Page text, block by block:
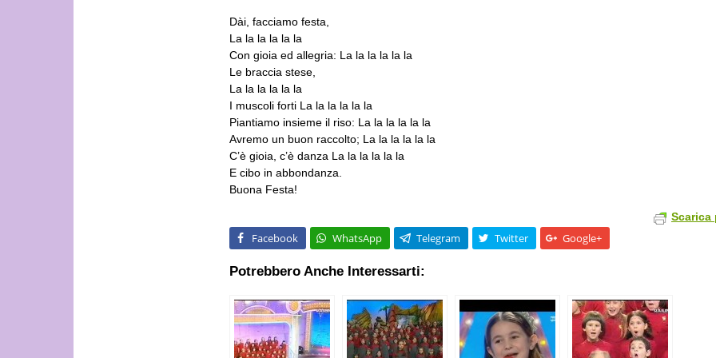
Dài, facciamo festa,
La la la la la la
Con gioia ed allegria: La la la la la la
Le braccia stese,
La la la la la la
I muscoli forti La la la la la la
Piantiamo insieme il riso: La la la la la la
Avremo un buon raccolto; La la la la la la
C’è gioia, c’è danza La la la la la la
E cibo in abbondanza.
Buona Festa!
Scarica
Facebook WhatsApp Telegram Twitter Google+
Potrebbero Anche Interessarti: